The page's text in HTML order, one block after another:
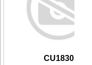
1992 -
1996
125KW
1994 -
85KW
CU1830